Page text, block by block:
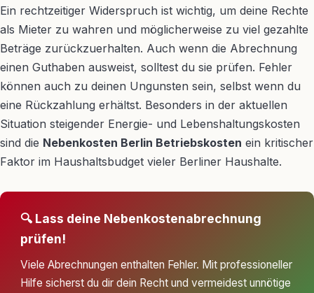
Ein rechtzeitiger Widerspruch ist wichtig, um deine Rechte
als Mieter zu wahren und möglicherweise zu viel gezahlte
Beträge zurückzuerhalten. Auch wenn die Abrechnung
einen Guthaben ausweist, solltest du sie prüfen. Fehler
können auch zu deinen Ungunsten sein, selbst wenn du
eine Rückzahlung erhältst. Besonders in der aktuellen
Situation steigender Energie- und Lebenshaltungskosten
sind die Nebenkosten Berlin Betriebskosten ein kritischer
Faktor im Haushaltsbudget vieler Berliner Haushalte.
🔍 Lass deine Nebenkostenabrechnung
prüfen!
Viele Abrechnungen enthalten Fehler. Mit professioneller
Hilfe sicherst du dir dein Recht und vermeidest unnötige